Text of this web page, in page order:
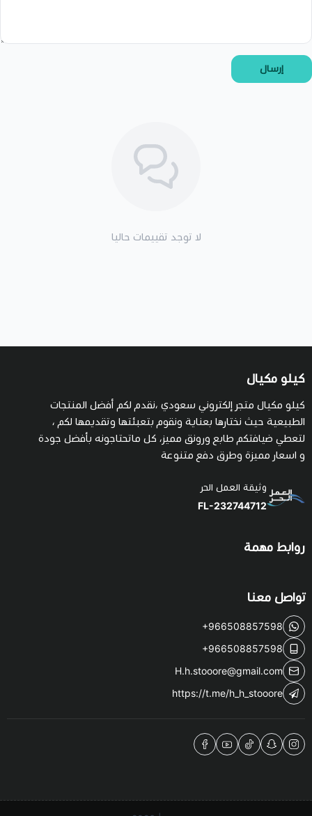
إرسال
لا توجد تقييمات حاليا
كيلو مكيال
كيلو مكيال متجر إلكتروني سعودي ،نقدم لكم أفضل المنتجات
الطبيعية حيث نختارها بعناية ونقوم بتعبئتها وتقديمها لكم ،
لتعطي ضيافتكم طابع ورونق مميز، كل ماتحتاجونه بأفضل جودة
و اسعار مميزة وطرق دفع متنوعة
وثيقة العمل الحر
FL-232744712
روابط مهمة
تواصل معنا
+966508857598
+966508857598
H.h.stooore@gmail.com
https://t.me/h_h_stooore